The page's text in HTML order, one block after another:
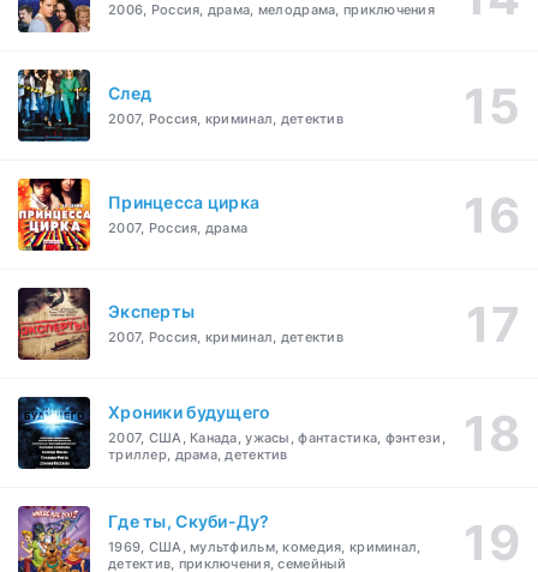
2006, Россия, драма, мелодрама, приключения
След
2007, Россия, криминал, детектив
Принцесса цирка
2007, Россия, драма
Эксперты
2007, Россия, криминал, детектив
Хроники будущего
2007, США, Канада, ужасы, фантастика, фэнтези,
триллер, драма, детектив
Где ты, Скуби-Ду?
1969, США, мультфильм, комедия, криминал,
детектив, приключения, семейный